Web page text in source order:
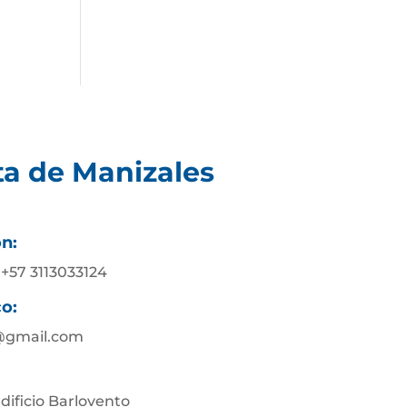
de Manizales
3113033124
Barlovento